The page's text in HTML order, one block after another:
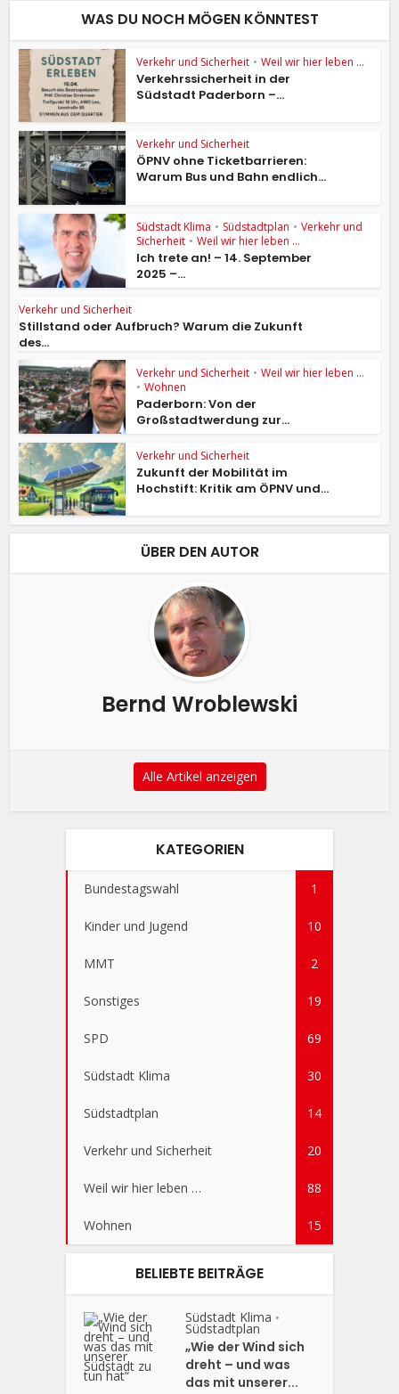
WAS DU NOCH MÖGEN KÖNNTEST
Verkehr und Sicherheit • Weil wir hier leben ...
Verkehrssicherheit in der
Südstadt Paderborn –...
Verkehr und Sicherheit
ÖPNV ohne Ticketbarrieren:
Warum Bus und Bahn endlich...
Südstadt Klima • Südstadtplan • Verkehr und
Sicherheit • Weil wir hier leben ...
Ich trete an! – 14. September
2025 –...
Verkehr und Sicherheit
Stillstand oder Aufbruch? Warum die Zukunft
des...
Verkehr und Sicherheit • Weil wir hier leben ...
• Wohnen
Paderborn: Von der
Großstadtwerdung zur...
Verkehr und Sicherheit
Zukunft der Mobilität im
Hochstift: Kritik am ÖPNV und...
ÜBER DEN AUTOR
Bernd Wroblewski
Alle Artikel anzeigen
KATEGORIEN
Bundestagswahl 1
Kinder und Jugend 10
MMT 2
Sonstiges 19
SPD 69
Südstadt Klima 30
Südstadtplan 14
Verkehr und Sicherheit 20
Weil wir hier leben … 88
Wohnen 15
BELIEBTE BEITRÄGE
Südstadt Klima •
Südstadtplan
„Wie der Wind sich
dreht – und was
das mit unserer...